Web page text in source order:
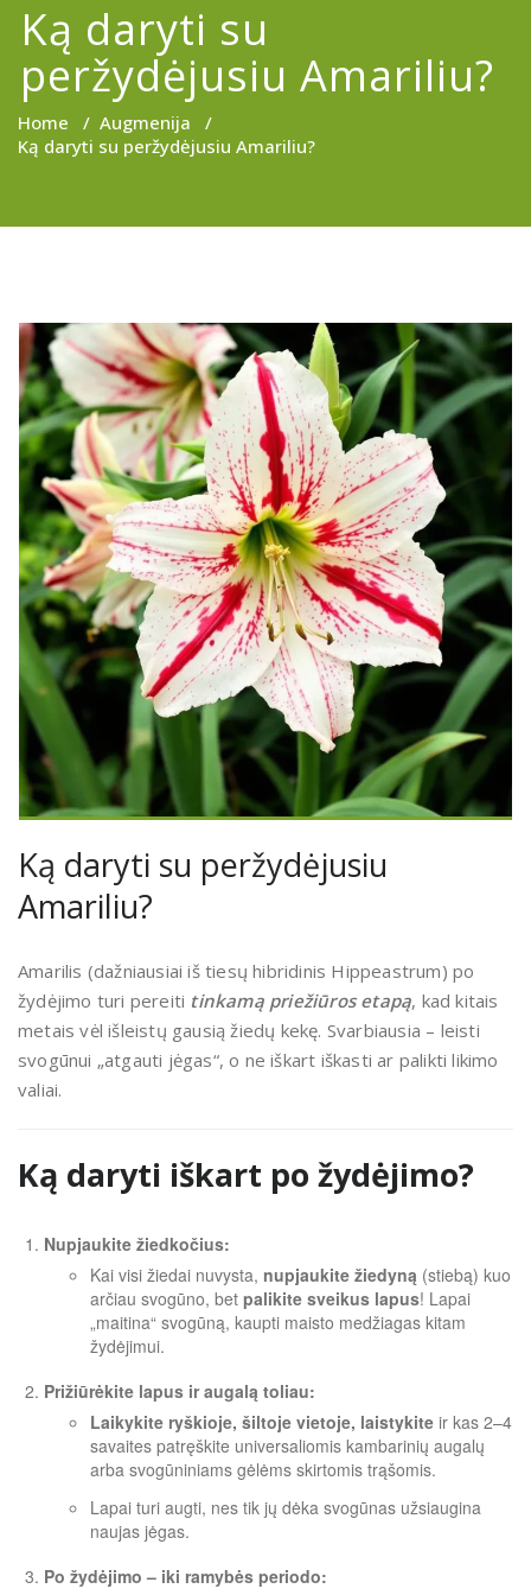
Ką daryti su
peržydėjusiu Amariliu?
Home / Augmenija /
Ką daryti su peržydėjusiu Amariliu?
Ką daryti su peržydėjusiu
Amariliu?
Amarilis (dažniausiai iš tiesų hibridinis Hippeastrum) po
žydėjimo turi pereiti tinkamą priežiūros etapą, kad kitais
metais vėl išleistų gausią žiedų kekę. Svarbiausia – leisti
svogūnui „atgauti jėgas“, o ne iškart iškasti ar palikti likimo
valiai.
Ką daryti iškart po žydėjimo?
Nupjaukite žiedkočius:
Kai visi žiedai nuvysta, nupjaukite žiedyną (stiebą) kuo
arčiau svogūno, bet palikite sveikus lapus! Lapai
„maitina“ svogūną, kaupti maisto medžiagas kitam
žydėjimui.
Prižiūrėkite lapus ir augalą toliau:
Laikykite ryškioje, šiltoje vietoje, laistykiteir kas 2–4
savaites patręškite universaliomis kambarinių augalų
arba svogūniniams gėlėms skirtomis trąšomis.
Lapai turi augti, nes tik jų dėka svogūnas užsiaugina
naujas jėgas.
Po žydėjimo – iki ramybės periodo: